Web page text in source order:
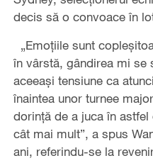
decis să o convoace în
„Emoțiile sunt
în vârstă, gândirea mi se
aceeași tensiune ca
înaintea unor turnee
dorință de a juca în
cât mai mult”, a spus
ani, referindu-se la